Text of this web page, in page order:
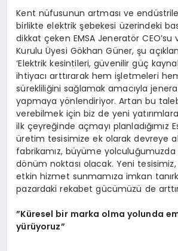
Kent nüfusunun artması ve
birlikte elektrik şebekesi üzerindeki
dikkat çeken EMSA Jeneratör
Kurulu Üyesi Gökhan Güner, şu
‘Elektrik kesintileri, güvenilir güç
ihtiyacı arttırarak hem işletmeleri
sürekliliğini sağlamak amacıyla
yapmaya yönlendiriyor. Artan bu
verebilmek için biz de yeni yatırımlara
ilk çeyreğinde açmayı planladığımız
üretim tesisimize ek olarak devreye
fabrikamız, büyüme
dönüm noktası olacak. Yeni tesisimiz,
etkin hizmet sunmamıza imkan
pazardaki rekabet gücümüzü de
”Küresel bir marka olma yolunda
yürüyoruz”